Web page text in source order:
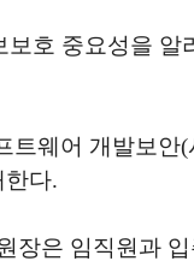
호 중요성을 알
트웨어 개발보
다.
장은 임직원과